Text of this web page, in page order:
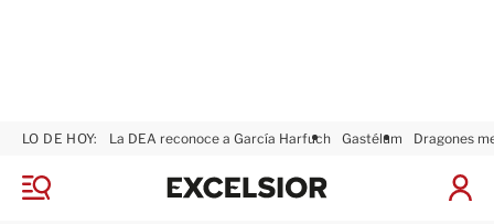
M
LO DE HOY: La DEA reconoce a García Harfuch Gastélum Dragones
I
x